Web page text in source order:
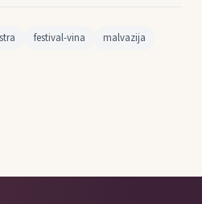
festival-vina
malvazija